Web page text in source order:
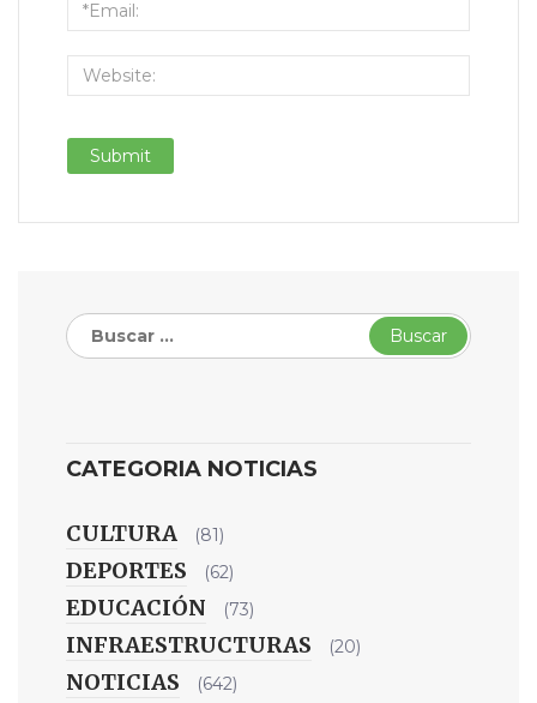
Buscar:
CATEGORIA NOTICIAS
CULTURA (81)
DEPORTES (62)
EDUCACIÓN (73)
INFRAESTRUCTURAS (20)
NOTICIAS (642)